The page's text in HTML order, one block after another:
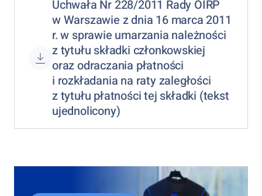
Uchwała Nr 228/2011 Rady OIRP
w Warszawie z dnia 16 marca 2011
r. w sprawie umarzania należności
z tytułu składki członkowskiej
oraz odraczania płatności
i rozkładania na raty zaległości
z tytułu płatności tej składki (tekst
ujednolicony)